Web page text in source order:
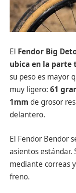
El Fendor Big
ubica en la parte
su peso es mayor
muy ligero: 61
1mm de grosor
delantero.
El Fendor Bendor
asientos estándar.
mediante correas
freno.